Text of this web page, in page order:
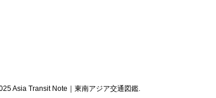
Asia Transit Note｜東南アジア交通図鑑.